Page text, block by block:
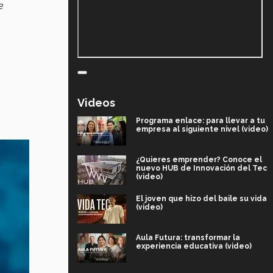
Videos
Programa enlace: para llevar a tu
empresa al siguiente nivel (video)
¿Quieres emprender? Conoce el
nuevo HUB de Innovación del Tec
(video)
El joven que hizo del baile su vida
(video)
Aula Futura: transformar la
experiencia educativa (video)